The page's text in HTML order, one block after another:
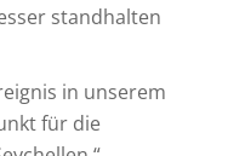
standhalten
in unserem
für die